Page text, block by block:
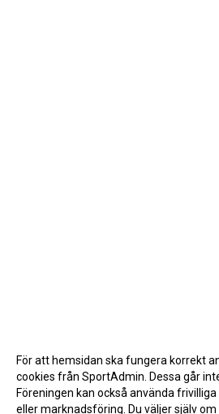
För att hemsidan ska fungera korrekt
cookies från SportAdmin. Dessa går
Föreningen kan också använda
eller marknadsföring. Du väljer själv om